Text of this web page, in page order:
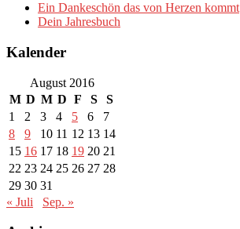
Ein Dankeschön das von Herzen kommt
Dein Jahresbuch
Kalender
August 2016
M D M D F S
S
1
2 3 4 5 6
7
8
9 10 11 12 13 14
15 16 17 18 19 20 21
22 23 24 25 26 27 28
29 30 31
« Juli
Sep. »